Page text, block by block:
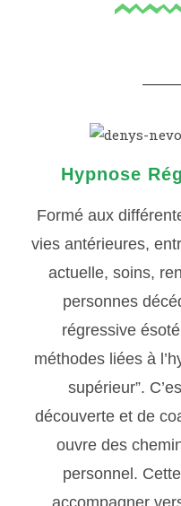
Hypnose
Formé aux
vies antérieures,
actuelle, soins,
personnes
régressive
méthodes liées à
supérieur”.
découverte et de
ouvre des
personnel.
accompagner